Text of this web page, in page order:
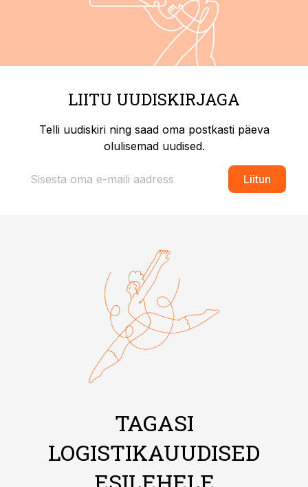
LIITU UUDISKIRJAGA
Telli uudiskiri ning saad oma postkasti päeva
olulisemad uudised.
Liitun
TAGASI
LOGISTIKAUUDISED